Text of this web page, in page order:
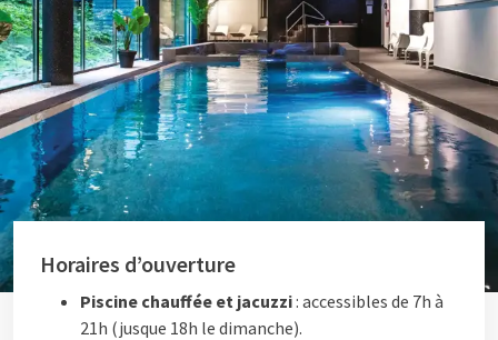
Horaires d’ouverture
Piscine chauffée et jacuzzi: accessibles de 7h à
21h (jusque 18h le dimanche).